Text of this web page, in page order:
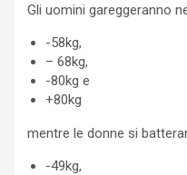
Gli uomini gareggeranno
-58kg,
– 68kg,
-80kg e
+80kg
mentre le donne si
-49kg,